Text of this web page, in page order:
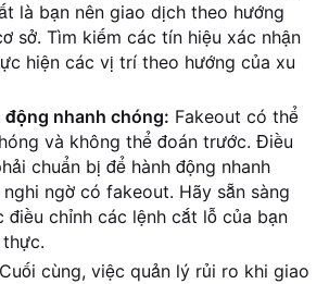
là bạn nên giao dịch theo hướng
sở. Tìm kiếm các tín hiệu xác nhận
hiện các vị trí theo hướng của xu
động nhanh chóng: Fakeout có thể
và không thể đoán trước. Điều
chuẩn bị để hành động nhanh
ngờ có fakeout. Hãy sẵn sàng
điều chỉnh các lệnh cắt lỗ của bạn
Cuối cùng, việc quản lý rủi ro khi giao